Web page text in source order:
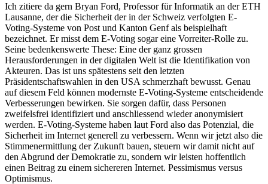
Ich zitiere da gern Bryan Ford, Professor für Informatik an der ETH
Lausanne, der die Sicherheit der in der Schweiz verfolgten E-
Voting-Systeme von Post und Kanton Genf als beispielhaft
bezeichnet. Er misst dem E-Voting sogar eine Vorreiter-Rolle zu.
Seine bedenkenswerte These: Eine der ganz grossen
Herausforderungen in der digitalen Welt ist die Identifikation von
Akteuren. Das ist uns spätestens seit den letzten
Präsidentschaftswahlen in den USA schmerzhaft bewusst. Genau
auf diesem Feld können modernste E-Voting-Systeme entscheidende
Verbesserungen bewirken. Sie sorgen dafür, dass Personen
zweifelsfrei identifiziert und anschliessend wieder anonymisiert
werden. E-Voting-Systeme haben laut Ford also das Potenzial, die
Sicherheit im Internet generell zu verbessern. Wenn wir jetzt also die
Stimmenermittlung der Zukunft bauen, steuern wir damit nicht auf
den Abgrund der Demokratie zu, sondern wir leisten hoffentlich
einen Beitrag zu einem sichereren Internet. Pessimismus versus
Optimismus.